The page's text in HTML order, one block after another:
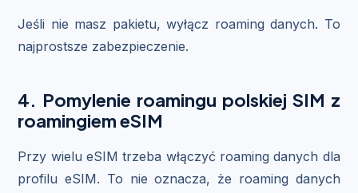
Jeśli nie masz pakietu, wyłącz roaming danych. To
najprostsze zabezpieczenie.
4. Pomylenie roamingu polskiej SIM z
roamingiem eSIM
Przy wielu eSIM trzeba włączyć roaming danych dla
profilu eSIM. To nie oznacza, że roaming danych